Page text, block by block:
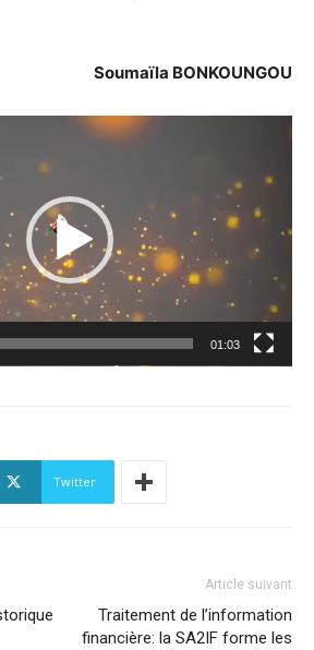
Soumaïla BONKOUNGOU
Lecteur
01:03
Twitter
Article suivant
Traitement de l’information
financière: la SA2IF forme les